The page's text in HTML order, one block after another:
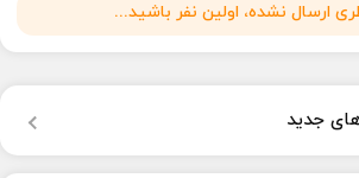
ارسال نشده، اولین نفر باشید...
جدید